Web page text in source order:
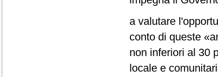
a valutare
conto di queste
non inferiori al 30
locale e